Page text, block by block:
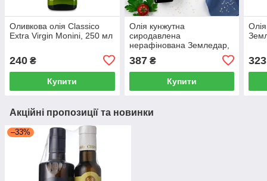
Оливкова олія Classico
Extra Virgin Monini, 250 мл
240 ₴
Купити
Олія кунжутна
сиродавлена
нерафінована Земледар,
387₴
Купити
323
Акційні пропозиції та новинки
–33%